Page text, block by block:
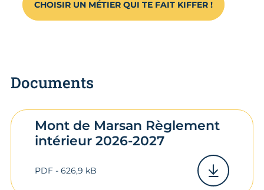
CHOISIR UN MÉTIER QUI TE FAIT KIFFER !
Documents
Mont de Marsan Règlement
intérieur 2026-2027
PDF - 626,9 kB